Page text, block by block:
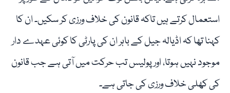
استعمال کرتے ہیں تاکہ قانون کی خلاف ورزی کر سکیں۔ ان کا
کہنا تھا کہ اڈیالہ جیل کے باہر ان کی پارٹی کا کوئی عہدے دار
موجود نہیں ہوتا، اور پولیس تب حرکت میں آتی ہے جب قانون
کی کھلی خلاف ورزی کی جاتی ہے۔